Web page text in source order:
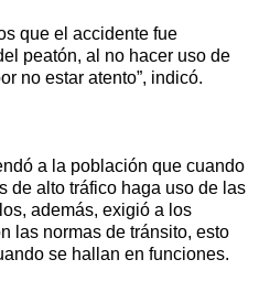
que el accidente fue
peatón, al no hacer uso de
no estar atento”, indicó.
a la población que cuando
de alto tráfico haga uso de las
además, exigió a los
las normas de tránsito, esto
se hallan en funciones.